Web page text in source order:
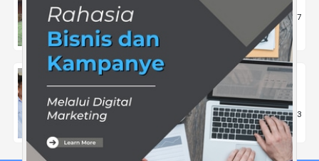
Pendidikan 11 Nov 2024 |757
Membahas Isu Kesehatan Mental di Antara
Siswa Boarding School di Bandung
Pendidikan 20 Mei 2024 |1433